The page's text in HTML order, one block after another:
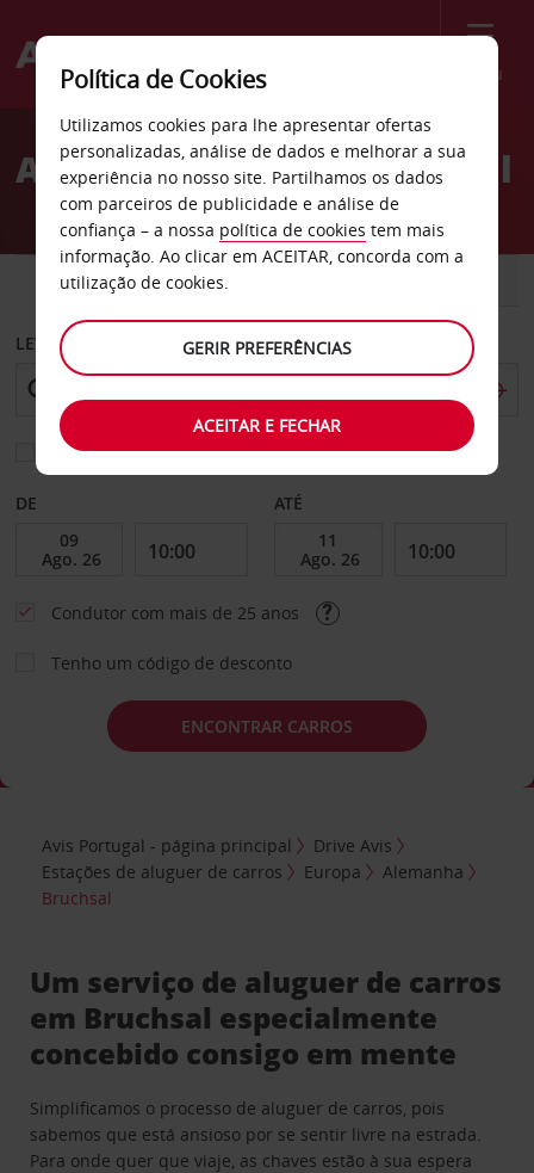
Menu
Welcome
AvisAluguer de carros Bruchsal
CARRO
LEVANTAR EM
Escolher uma estação de devolução diferente
DE ATÉ
Condutor com mais de 25 anos
Tenho um código de desconto
ENCONTRAR CARROS
Avis Portugal - página principal
Drive Avis
Estações de aluguer de carros
Europa
Alemanha
Bruchsal
Um serviço de aluguer de carros
em Bruchsal especialmente
concebido consigo em mente
Simplificamos o processo de aluguer de carros, pois
sabemos que está ansioso por se sentir livre na estrada.
Para onde quer que viaje, as chaves estão à sua espera
Política de Cookies
Utilizamos cookies para lhe apresentar ofertas
personalizadas, análise de dados e melhorar a sua
experiência no nosso site. Partilhamos os dados
com parceiros de publicidade e análise de
confiança – a nossa política de cookies tem mais
informação. Ao clicar em ACEITAR, concorda com a
utilização de cookies.
GERIR PREFERÊNCIAS
ACEITAR E FECHAR